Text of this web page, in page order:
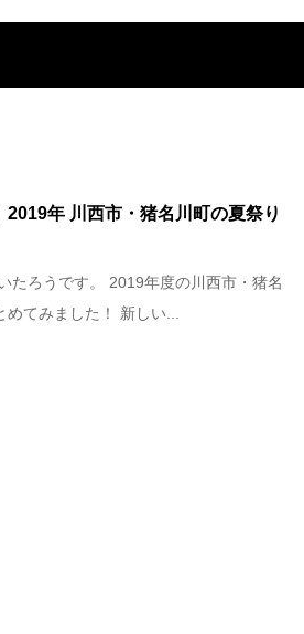
2019年 川西市・猪名川町の夏祭り
たろうです。 2019年度の川西市・猪名
てみました！ 新しい...